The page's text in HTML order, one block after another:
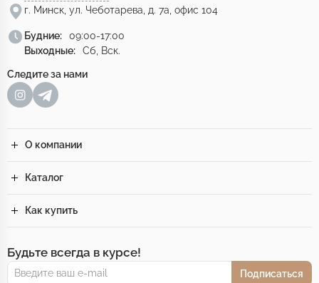
г. Минск, ул. Чеботарева, д. 7а, офис 104
Будние:
09:00-17:00
Выходные:
Сб, Вск.
Следите за нами
О компании
Каталог
Как купить
Будьте всегда в курсе!
Подписаться